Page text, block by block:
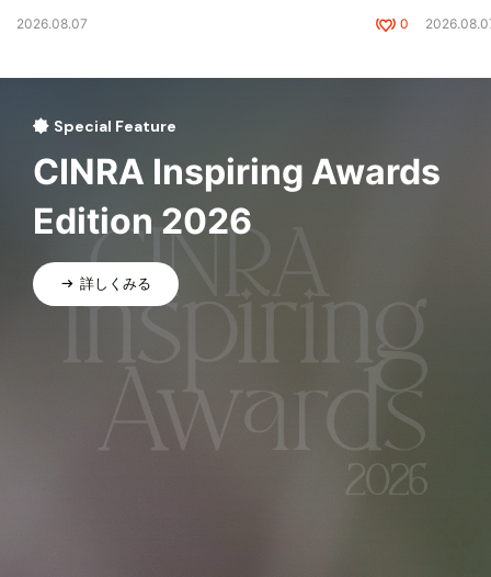
2026.08.07 0
Special Feature
CINRA Inspiring Awards
Edition 2026
詳しくみる